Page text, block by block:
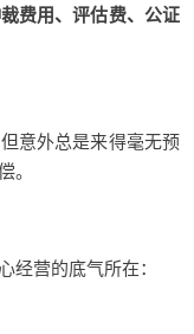
费用、评估费、公证
意外总是来得毫无预
。
经营的底气所在：